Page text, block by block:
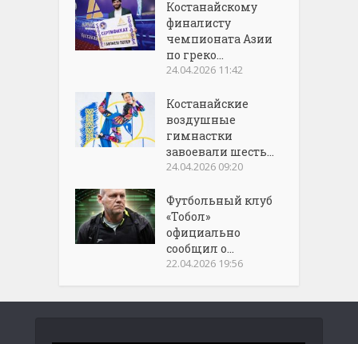
Костанайскому
финалисту
чемпионата Азии
по греко...
24.04.2026 11:42
Костанайские
воздушные
гимнастки
завоевали шесть...
24.04.2026 09:20
Футбольный клуб
«Тобол»
официально
сообщил о...
22.04.2026 19:56